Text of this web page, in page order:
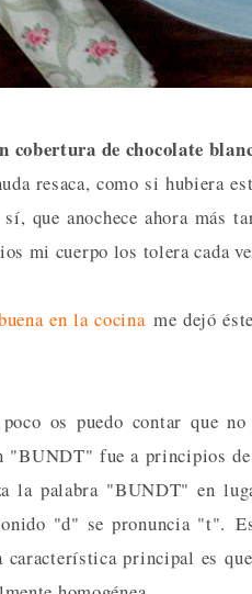
cobertura de chocolate
resaca, como si hubiera
que anochece ahora más
mi cuerpo los tolera cada
en la cociname dejó
poco os puedo contar que
"BUNDT" fue a principios
la palabra "BUNDT" en
"d" se pronuncia "t".
principal es